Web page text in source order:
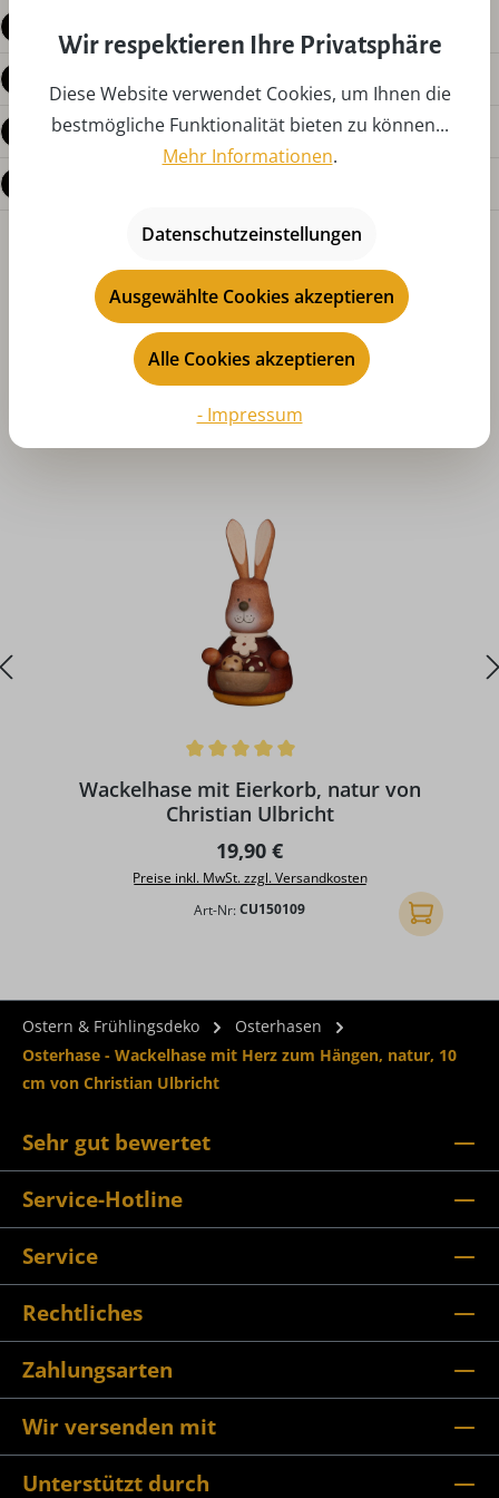
Bewertungen
Das könnte Ihnen auch gefallen
Wackelhase mit Eierkorb, natur von
Christian Ulbricht
Regulärer Preis:
19,90 €
Preise inkl. MwSt. zzgl. Versandkosten
Art-Nr:CU150109 In den
Ostern & Frühlingsdeko
Osterhasen
Osterhase - Wackelhase mit Herz zum Hängen, natur, 10
cm von Christian Ulbricht
Sehr gut bewertet
Service-Hotline
Service
Rechtliches
Zahlungsarten
Wir versenden mit
Unterstützt durch
Wir respektieren Ihre Privatsphäre
Diese Website verwendet Cookies, um Ihnen die
bestmögliche Funktionalität bieten zu können...
Mehr Informationen.
Datenschutzeinstellungen
Ausgewählte Cookies akzeptieren
Alle Cookies akzeptieren
- Impressum